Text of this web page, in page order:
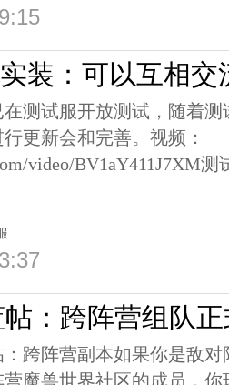
装：可以互相
测试服开放测试，随着
更新会和完善。视频：
video/BV1aY411J7XM
帖：跨阵营组队
跨阵营副本如果你是敌
魔兽世界社区的成员，